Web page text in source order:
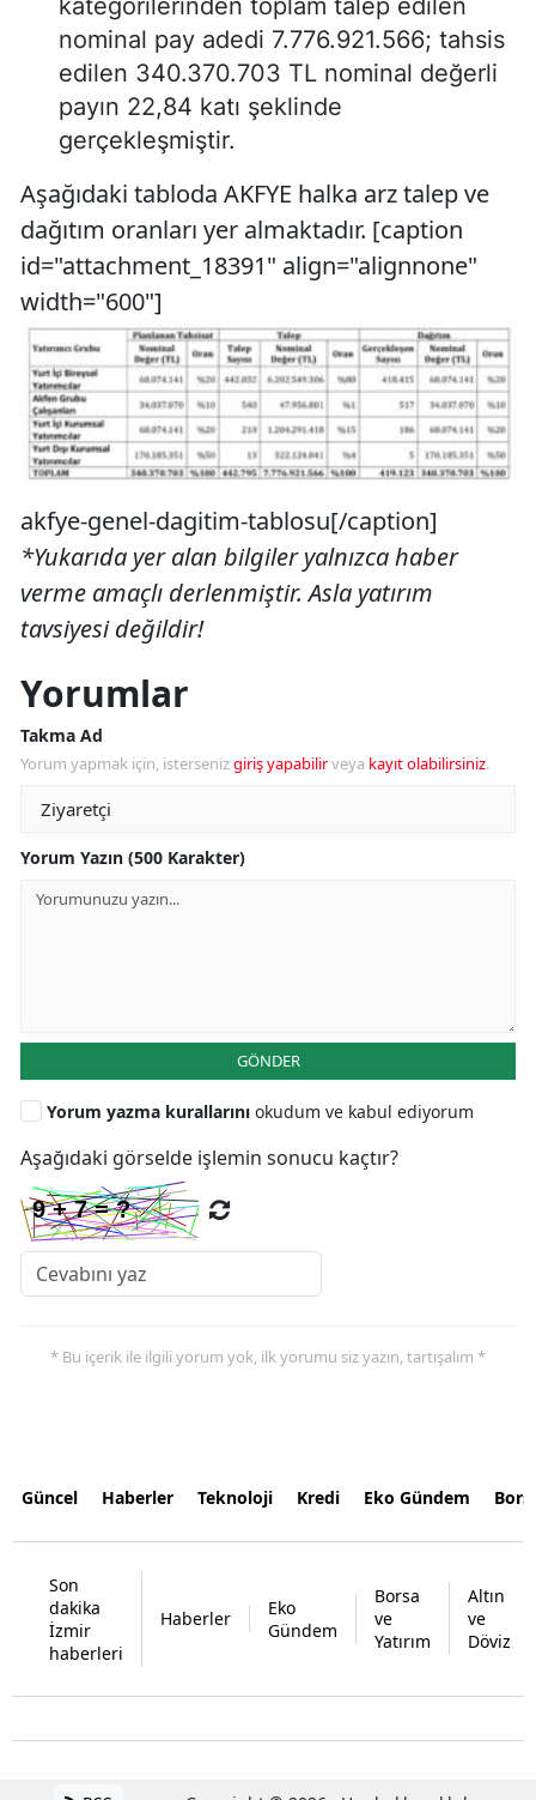
kategorilerinden toplam talep edilen
nominal pay adedi 7.776.921.566; tahsis
edilen 340.370.703 TL nominal değerli
payın 22,84 katı şeklinde
gerçekleşmiştir.
Aşağıdaki tabloda AKFYE halka arz talep ve
dağıtım oranları yer almaktadır. [caption
id="attachment_18391" align="alignnone"
width="600"]
akfye-genel-dagitim-tablosu[/caption]
*Yukarıda yer alan bilgiler yalnızca haber
verme amaçlı derlenmiştir. Asla yatırım
tavsiyesi değildir!
Yorumlar
Takma Ad
Yorum yapmak için, istersenizgiriş yapabilirveya kayıt olabilirsiniz.
Yorum Yazın (500 Karakter)
GÖNDER
Yorum yazma kurallarını okudum ve kabul ediyorum
Aşağıdaki görselde işlemin sonucu kaçtır?
* Bu içerik ile ilgili yorum yok, ilk yorumu siz yazın, tartışalım *
Güncel Haberler Teknoloji Kredi Eko Gündem
Son
dakika
İzmir
haberleri
Haberler
Eko
Gündem
Borsa
ve
Yatırım
Altın
ve
Döviz